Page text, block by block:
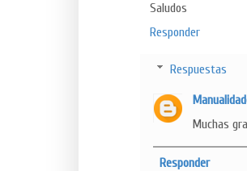
Saludos
Responder
Respuestas
Muchas
Responder